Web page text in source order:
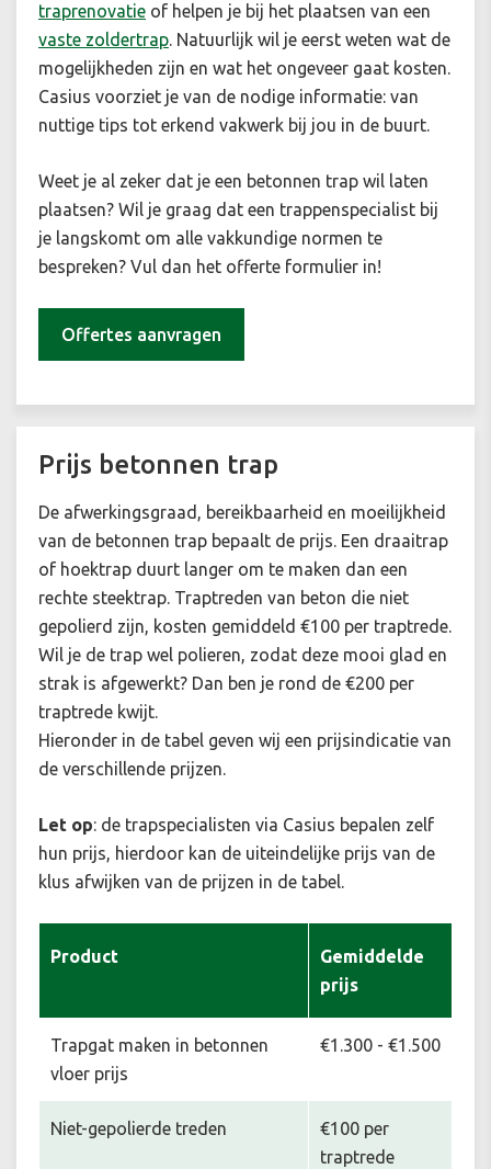
traprenovatie of helpen je bij het plaatsen van een
vaste zoldertrap. Natuurlijk wil je eerst weten wat de
mogelijkheden zijn en wat het ongeveer gaat kosten.
Casius voorziet je van de nodige informatie: van
nuttige tips tot erkend vakwerk bij jou in de buurt.
Weet je al zeker dat je een betonnen trap wil laten
plaatsen? Wil je graag dat een trappenspecialist bij
je langskomt om alle vakkundige normen te
bespreken? Vul dan het offerte formulier in!
Offertes aanvragen
Prijs betonnen trap
De afwerkingsgraad, bereikbaarheid en moeilijkheid
van de betonnen trap bepaalt de prijs. Een draaitrap
of hoektrap duurt langer om te maken dan een
rechte steektrap. Traptreden van beton die niet
gepolierd zijn, kosten gemiddeld €100 per traptrede.
Wil je de trap wel polieren, zodat deze mooi glad en
strak is afgewerkt? Dan ben je rond de €200 per
traptrede kwijt.
Hieronder in de tabel geven wij een prijsindicatie van
de verschillende prijzen.
Let op: de trapspecialisten via Casius bepalen zelf
hun prijs, hierdoor kan de uiteindelijke prijs van de
klus afwijken van de prijzen in de tabel.
Product
Gemiddelde
prijs
Trapgat maken in betonnen
vloer prijs
€1.300 - €1.500
Niet-gepolierde treden
€100 per
traptrede